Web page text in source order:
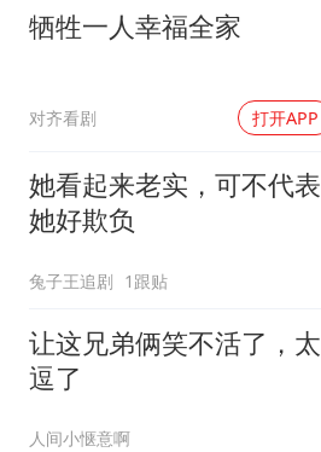
牺牲一人幸福全家
对齐看剧 打开APP
她看起来老实，可不代表
她好欺负
兔子王追剧 1跟贴
让这兄弟俩笑不活了，太
逗了
人间小惬意啊